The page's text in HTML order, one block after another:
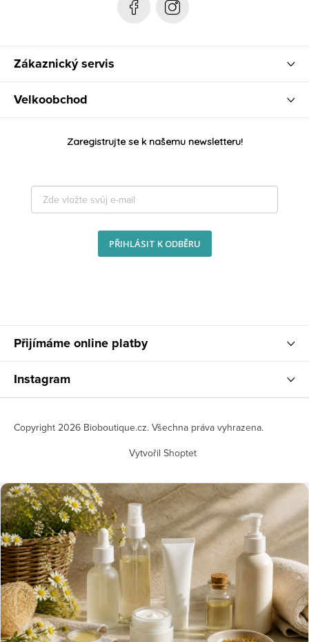
Zákaznický servis
Velkoobchod
Zaregistrujte se k našemu newsletteru!
PŘIHLÁSIT K ODBĚRU
Přijímáme online platby
Instagram
Vytvořil Shoptet
Copyright 2026 Bioboutique.cz. Všechna práva vyhrazena.